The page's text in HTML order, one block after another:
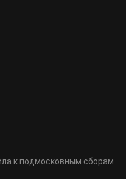
к подмосковным сборам